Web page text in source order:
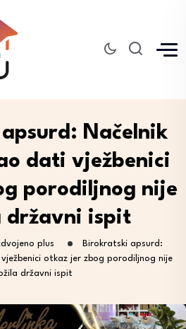
Načelnik
dati vježbenici
porodiljnog nije
državni ispit
plus
Birokratski apsurd:
otkaz jer zbog porodiljnog nije
državni ispit